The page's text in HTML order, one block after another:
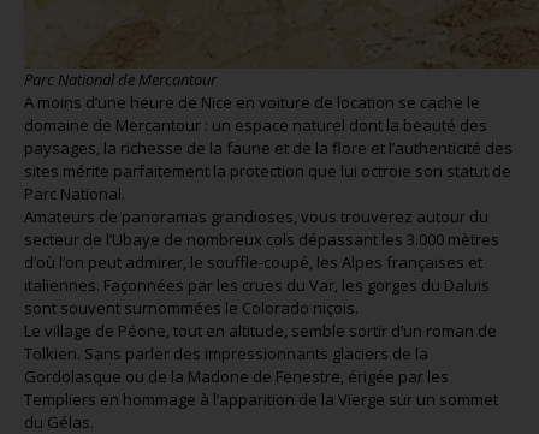
Parc National de Mercantour
A moins d’une heure de Nice en voiture de location se cache le
domaine de Mercantour : un espace naturel dont la beauté des
paysages, la richesse de la faune et de la flore et l’authenticité des
sites mérite parfaitement la protection que lui octroie son statut de
Parc National.
Amateurs de panoramas grandioses, vous trouverez autour du
secteur de l’Ubaye de nombreux cols dépassant les 3.000 mètres
d’où l’on peut admirer, le souffle-coupé, les Alpes françaises et
italiennes. Façonnées par les crues du Var, les gorges du Daluis
sont souvent surnommées le Colorado niçois.
Le village de Péone, tout en altitude, semble sortir d’un roman de
Tolkien. Sans parler des impressionnants glaciers de la
Gordolasque ou de la Madone de Fenestre, érigée par les
Templiers en hommage à l’apparition de la Vierge sur un sommet
du Gélas.